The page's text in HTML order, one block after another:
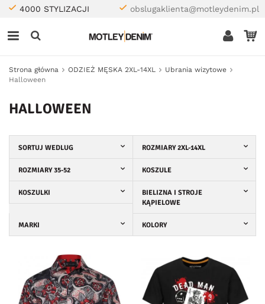
4000 STYLIZACJI obslugaklienta@motleydenim.pl
Strona główna ODZIEŻ MĘSKA 2XL-14XL
Ubrania wizytowe
Halloween
HALLOWEEN
SORTUJ WEDLUG ROZMIARY 2XL-14XL
ROZMIARY 35-52 KOSZULE
KOSZULKI
BIELIZNA I STROJE
KĄPIELOWE
MARKI KOLORY